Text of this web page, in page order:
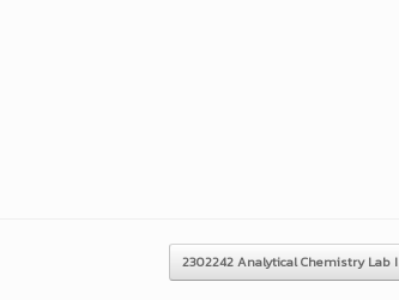
2302242 Analytical Chemistry Lab I